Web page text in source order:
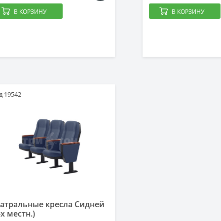
В КОРЗИНУ В КОРЗИНУ
19542
кресла Сидней
местн.)